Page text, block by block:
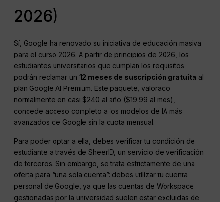
2026)
Sí, Google ha renovado su iniciativa de educación masiva
para el curso 2026. A partir de principios de 2026, los
estudiantes universitarios que cumplan los requisitos
podrán reclamar un12 meses de suscripción gratuita al
plan Google AI Premium. Este paquete, valorado
normalmente en casi $240 al año ($19,99 al mes),
concede acceso completo a los modelos de IA más
avanzados de Google sin la cuota mensual.
Para poder optar a ella, debes verificar tu condición de
estudiante a través de SheerID, un servicio de verificación
de terceros. Sin embargo, se trata estrictamente de una
oferta para “una sola cuenta”: debes utilizar tu cuenta
personal de Google, ya que las cuentas de Workspace
gestionadas por la universidad suelen estar excluidas de